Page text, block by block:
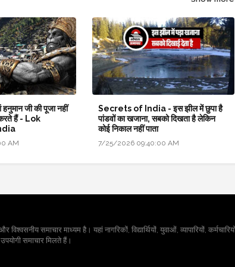
हनुमान जी की पूजा नहीं
करते हैं - Lok
AM
Secrets of India - इस झील में छुपा है
पांडवों का खजाना, सबको दिखता है लेकिन
कोई निकाल नहीं पाता
7/25/2026 09:40:00 AM
विश्वसनीय समाचार माध्यम है। यहां नागरिकों, विद्यार्थियों, युवाओं, व्यापारियों,
समाचार मिलते हैं।